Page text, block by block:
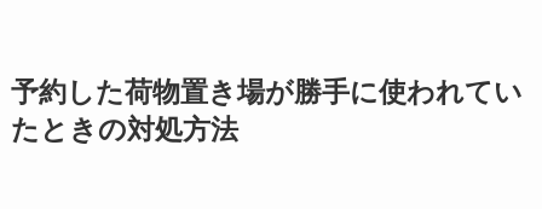
予約した荷物置き場が勝手に使われてい
たときの対処方法